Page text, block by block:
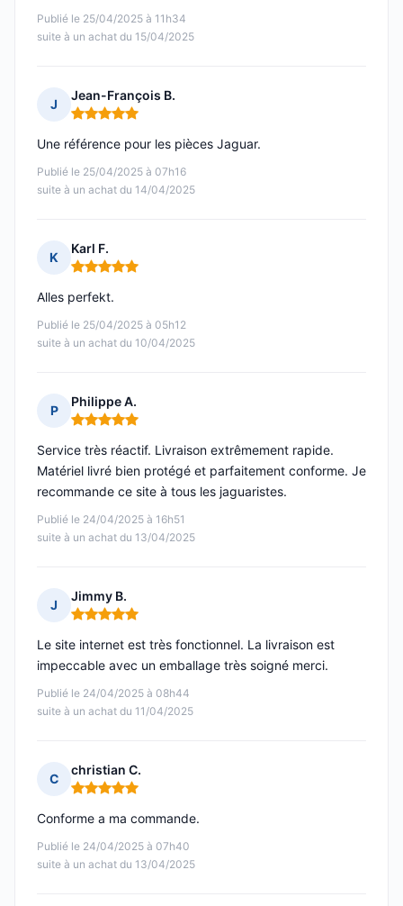
Publié le 25/04/2025 à 11h34
suite à un achat du 15/04/2025
J
Jean-François B.
Note : 5 sur 5
Publié le 25/04/2025 à 07h16
suite à un achat du 14/04/2025
Une référence pour les pièces Jaguar.
K
Karl F.
Note : 5 sur 5
Publié le 25/04/2025 à 05h12
suite à un achat du 10/04/2025
Alles perfekt.
P
Philippe A.
Note : 5 sur 5
Publié le 24/04/2025 à 16h51
suite à un achat du 13/04/2025
Service très réactif. Livraison extrêmement rapide.
Matériel livré bien protégé et parfaitement conforme. Je
recommande ce site à tous les jaguaristes.
J
Jimmy B.
Note : 5 sur 5
Publié le 24/04/2025 à 08h44
suite à un achat du 11/04/2025
Le site internet est très fonctionnel. La livraison est
impeccable avec un emballage très soigné merci.
C
christian C.
Note : 5 sur 5
Publié le 24/04/2025 à 07h40
suite à un achat du 13/04/2025
Conforme a ma commande.